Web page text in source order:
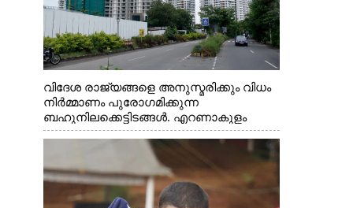
വിദേശ രാജ്യങ്ങളെ അനുസ്മരിക്കും വിധം
നിർമ്മാണം പുരോഗമിക്കുന്ന
ബഹുനിലക്കെട്ടിടങ്ങൾ. എറണാകുളം
ചാത്യാത്ത് റോഡിൽ നിന്നുള്ള കാഴ്ച